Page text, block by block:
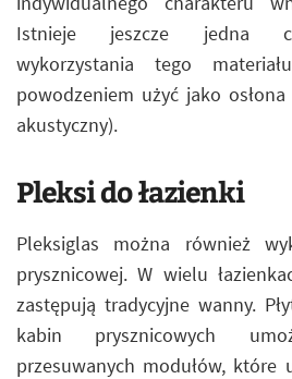
Istnieje jeszcze jedna
wykorzystania tego
powodzeniem użyć jako
akustyczny).
Pleksi do łazienki
Pleksiglas można również
prysznicowej. W wielu
zastępują tradycyjne wanny.
kabin prysznicowych
przesuwanych modułów, które